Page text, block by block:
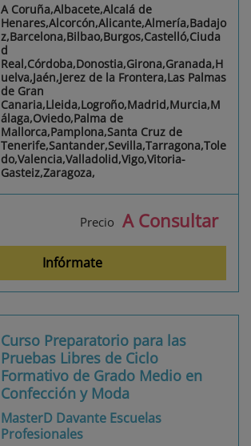
A Coruña,Albacete,Alcalá de
Henares,Alcorcón,Alicante,Almería,Badajo
z,Barcelona,Bilbao,Burgos,Castelló,Ciuda
d
Real,Córdoba,Donostia,Girona,Granada,H
uelva,Jaén,Jerez de la Frontera,Las Palmas
de Gran
Canaria,Lleida,Logroño,Madrid,Murcia,M
álaga,Oviedo,Palma de
Mallorca,Pamplona,Santa Cruz de
Tenerife,Santander,Sevilla,Tarragona,Tole
do,Valencia,Valladolid,Vigo,Vitoria-
Gasteiz,Zaragoza,
Precio A Consultar
Infórmate
Curso Preparatorio para las
Pruebas Libres de Ciclo
Formativo de Grado Medio en
Confección y Moda
MasterD Davante Escuelas
Profesionales